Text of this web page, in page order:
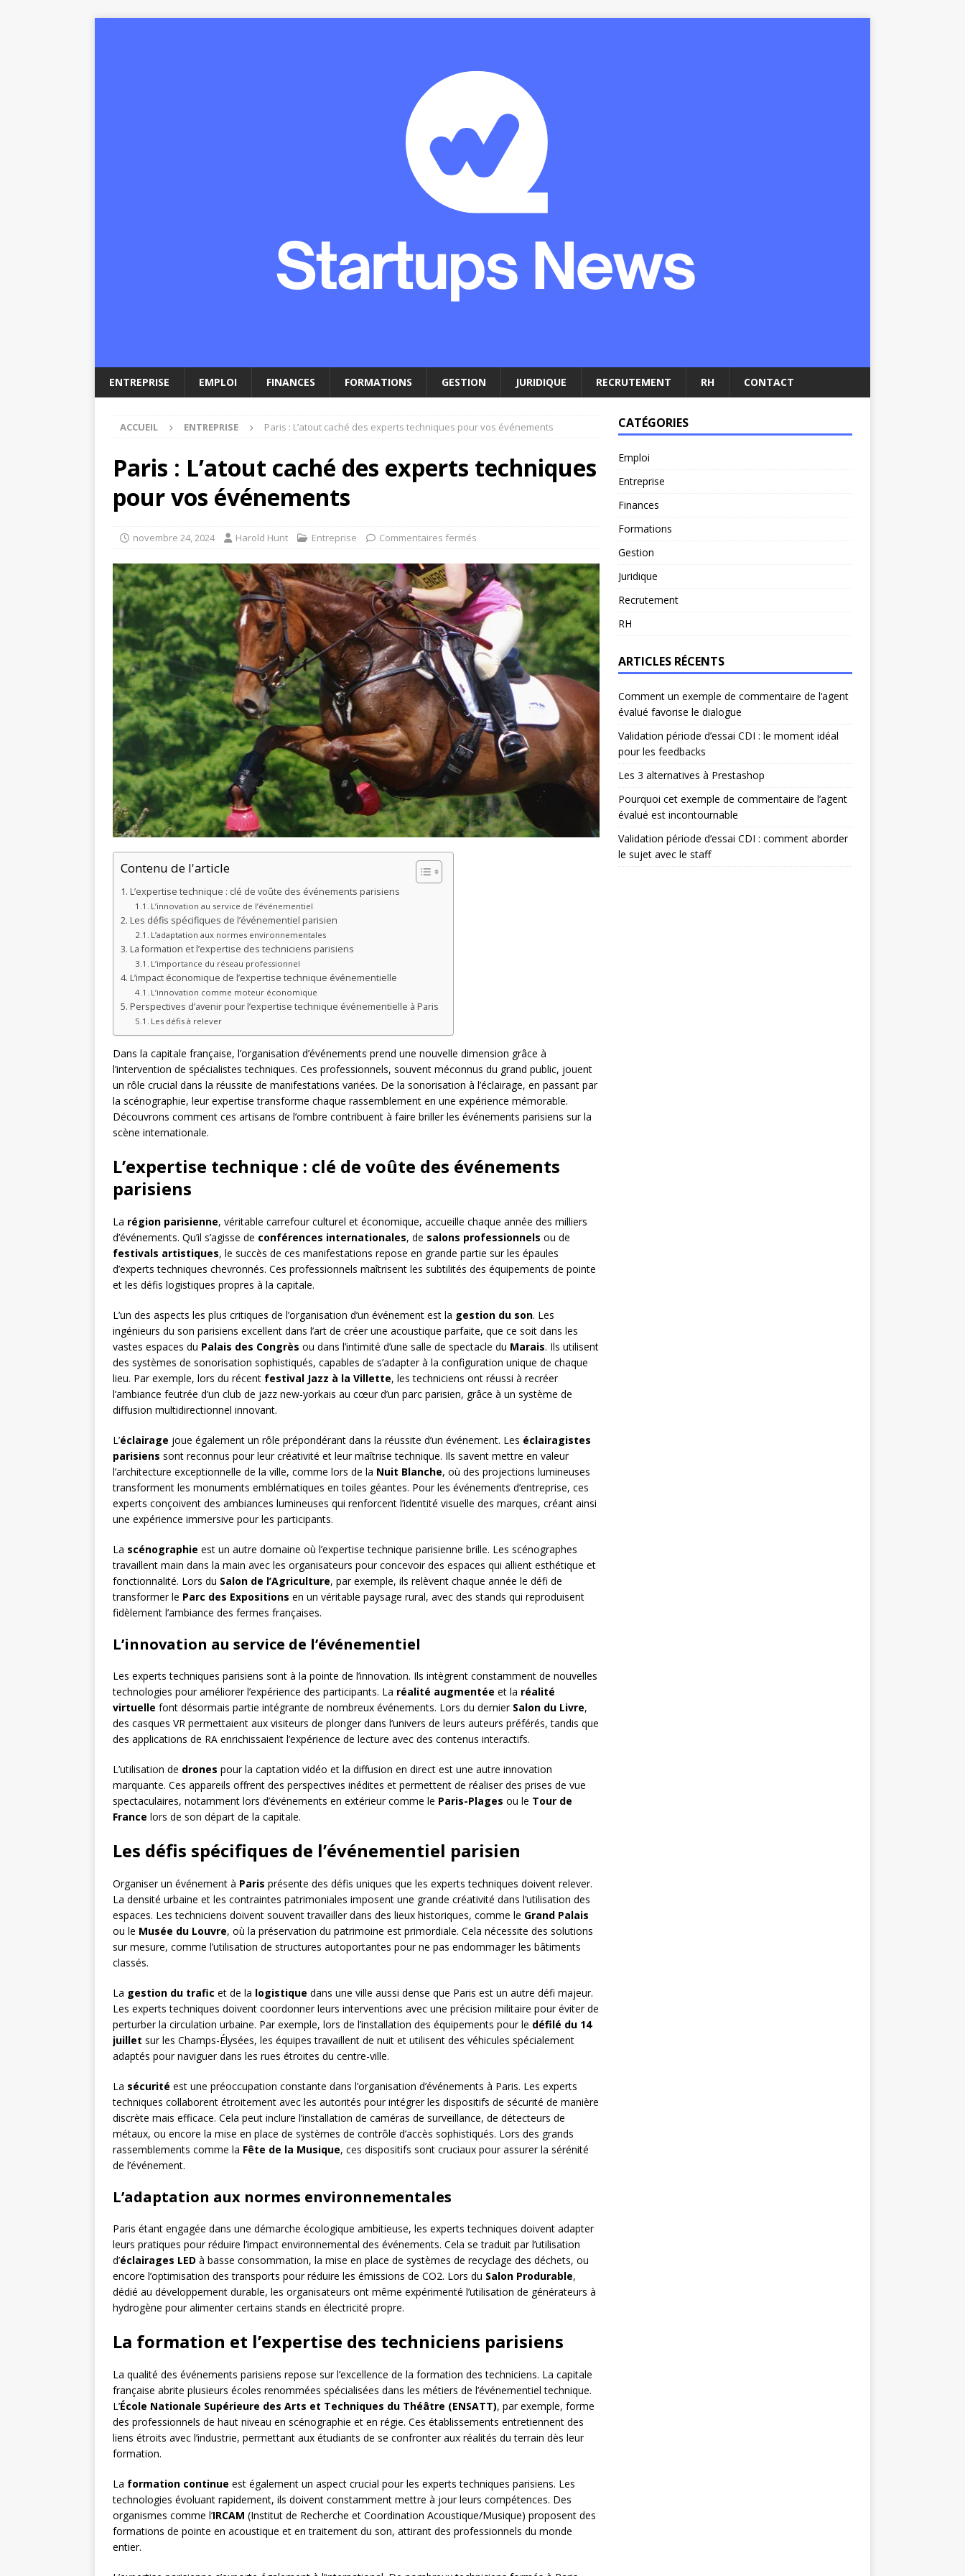
ENTREPRISE EMPLOI FINANCES FORMATIONS GESTION JURIDIQUE RECRUTEMENT RH CONTACT
ACCUEIL ENTREPRISE Paris : L’atout caché des experts techniques pour vos événements
Paris : L’atout caché des experts techniques
pour vos événements
novembre 24, 2024 Harold Hunt Entreprise Commentaires fermés
Contenu de l'article
L’expertise technique : clé de voûte des événements parisiens
L’innovation au service de l’événementiel
Les défis spécifiques de l’événementiel parisien
L’adaptation aux normes environnementales
La formation et l’expertise des techniciens parisiens
L’importance du réseau professionnel
L’impact économique de l’expertise technique événementielle
L’innovation comme moteur économique
Perspectives d’avenir pour l’expertise technique événementielle à Paris
Les défis à relever
Dans la capitale française, l’organisation d’événements prend une nouvelle dimension grâce à
l’intervention de spécialistes techniques. Ces professionnels, souvent méconnus du grand public, jouent
un rôle crucial dans la réussite de manifestations variées. De la sonorisation à l’éclairage, en passant par
la scénographie, leur expertise transforme chaque rassemblement en une expérience mémorable.
Découvrons comment ces artisans de l’ombre contribuent à faire briller les événements parisiens sur la
scène internationale.
L’expertise technique : clé de voûte des événements
parisiens
La région parisienne, véritable carrefour culturel et économique, accueille chaque année des milliers
d’événements. Qu’il s’agisse de conférences internationales, de salons professionnels ou de
festivals artistiques, le succès de ces manifestations repose en grande partie sur les épaules
d’experts techniques chevronnés. Ces professionnels maîtrisent les subtilités des équipements de pointe
et les défis logistiques propres à la capitale.
L’un des aspects les plus critiques de l’organisation d’un événement est la gestion du son. Les
ingénieurs du son parisiens excellent dans l’art de créer une acoustique parfaite, que ce soit dans les
vastes espaces du Palais des Congrès ou dans l’intimité d’une salle de spectacle du Marais. Ils utilisent
des systèmes de sonorisation sophistiqués, capables de s’adapter à la configuration unique de chaque
lieu. Par exemple, lors du récent festival Jazz à la Villette, les techniciens ont réussi à recréer
l’ambiance feutrée d’un club de jazz new-yorkais au cœur d’un parc parisien, grâce à un système de
diffusion multidirectionnel innovant.
L’éclairage joue également un rôle prépondérant dans la réussite d’un événement. Les éclairagistes
parisiens sont reconnus pour leur créativité et leur maîtrise technique. Ils savent mettre en valeur
l’architecture exceptionnelle de la ville, comme lors de la Nuit Blanche, où des projections lumineuses
transforment les monuments emblématiques en toiles géantes. Pour les événements d’entreprise, ces
experts conçoivent des ambiances lumineuses qui renforcent l’identité visuelle des marques, créant ainsi
une expérience immersive pour les participants.
La scénographie est un autre domaine où l’expertise technique parisienne brille. Les scénographes
travaillent main dans la main avec les organisateurs pour concevoir des espaces qui allient esthétique et
fonctionnalité. Lors du Salon de l’Agriculture, par exemple, ils relèvent chaque année le défi de
transformer le Parc des Expositions en un véritable paysage rural, avec des stands qui reproduisent
fidèlement l’ambiance des fermes françaises.
L’innovation au service de l’événementiel
Les experts techniques parisiens sont à la pointe de l’innovation. Ils intègrent constamment de nouvelles
technologies pour améliorer l’expérience des participants. La réalité augmentée et la réalité
virtuelle font désormais partie intégrante de nombreux événements. Lors du dernier Salon du Livre,
des casques VR permettaient aux visiteurs de plonger dans l’univers de leurs auteurs préférés, tandis que
des applications de RA enrichissaient l’expérience de lecture avec des contenus interactifs.
L’utilisation de drones pour la captation vidéo et la diffusion en direct est une autre innovation
marquante. Ces appareils offrent des perspectives inédites et permettent de réaliser des prises de vue
spectaculaires, notamment lors d’événements en extérieur comme le Paris-Plages ou le Tour de
France lors de son départ de la capitale.
Les défis spécifiques de l’événementiel parisien
Organiser un événement à Paris présente des défis uniques que les experts techniques doivent relever.
La densité urbaine et les contraintes patrimoniales imposent une grande créativité dans l’utilisation des
espaces. Les techniciens doivent souvent travailler dans des lieux historiques, comme le Grand Palais
ou le Musée du Louvre, où la préservation du patrimoine est primordiale. Cela nécessite des solutions
sur mesure, comme l’utilisation de structures autoportantes pour ne pas endommager les bâtiments
classés.
La gestion du trafic et de la logistique dans une ville aussi dense que Paris est un autre défi majeur.
Les experts techniques doivent coordonner leurs interventions avec une précision militaire pour éviter de
perturber la circulation urbaine. Par exemple, lors de l’installation des équipements pour le défilé du 14
juillet sur les Champs-Élysées, les équipes travaillent de nuit et utilisent des véhicules spécialement
adaptés pour naviguer dans les rues étroites du centre-ville.
La sécurité est une préoccupation constante dans l’organisation d’événements à Paris. Les experts
techniques collaborent étroitement avec les autorités pour intégrer les dispositifs de sécurité de manière
discrète mais efficace. Cela peut inclure l’installation de caméras de surveillance, de détecteurs de
métaux, ou encore la mise en place de systèmes de contrôle d’accès sophistiqués. Lors des grands
rassemblements comme la Fête de la Musique, ces dispositifs sont cruciaux pour assurer la sérénité
de l’événement.
L’adaptation aux normes environnementales
Paris étant engagée dans une démarche écologique ambitieuse, les experts techniques doivent adapter
leurs pratiques pour réduire l’impact environnemental des événements. Cela se traduit par l’utilisation
d’éclairages LED à basse consommation, la mise en place de systèmes de recyclage des déchets, ou
encore l’optimisation des transports pour réduire les émissions de CO2. Lors du Salon Produrable,
dédié au développement durable, les organisateurs ont même expérimenté l’utilisation de générateurs à
hydrogène pour alimenter certains stands en électricité propre.
La formation et l’expertise des techniciens parisiens
La qualité des événements parisiens repose sur l’excellence de la formation des techniciens. La capitale
française abrite plusieurs écoles renommées spécialisées dans les métiers de l’événementiel technique.
L’École Nationale Supérieure des Arts et Techniques du Théâtre (ENSATT), par exemple, forme
des professionnels de haut niveau en scénographie et en régie. Ces établissements entretiennent des
liens étroits avec l’industrie, permettant aux étudiants de se confronter aux réalités du terrain dès leur
formation.
La formation continue est également un aspect crucial pour les experts techniques parisiens. Les
technologies évoluant rapidement, ils doivent constamment mettre à jour leurs compétences. Des
organismes comme l’IRCAM (Institut de Recherche et Coordination Acoustique/Musique) proposent des
formations de pointe en acoustique et en traitement du son, attirant des professionnels du monde
entier.
CATÉGORIES
Emploi
Entreprise
Finances
Formations
Gestion
Juridique
Recrutement
RH
ARTICLES RÉCENTS
Comment un exemple de commentaire de l’agent
évalué favorise le dialogue
Validation période d’essai CDI : le moment idéal
pour les feedbacks
Les 3 alternatives à Prestashop
Pourquoi cet exemple de commentaire de l’agent
évalué est incontournable
Validation période d’essai CDI : comment aborder
le sujet avec le staff